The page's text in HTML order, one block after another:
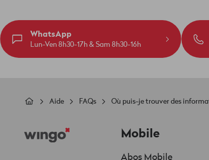
WhatsApp
Lun-Ven 8h30-17h & Sam 8h30-16h
Fil
Aide FAQs Où puis-je trouver des
Mobile
Abos Mobile